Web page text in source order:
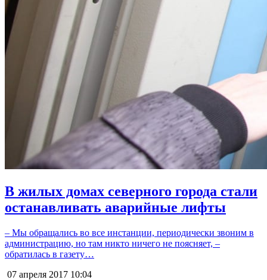
В жилых домах северного города стали
останавливать аварийные лифты
– Мы обращались во все инстанции, периодически звоним в
администрацию, но там никто ничего не поясняет, –
обратилась в газету…
07 апреля 2017 10:04